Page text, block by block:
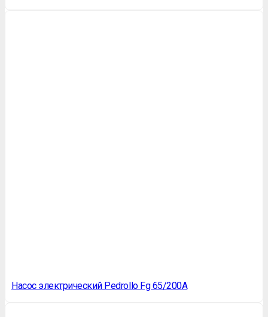
Насос электрический Pedrollo Fg 65/200A